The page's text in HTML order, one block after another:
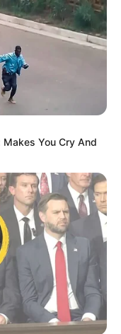
ΟΡΟΙ ΧΡΗΣΗΣ
You Cry And